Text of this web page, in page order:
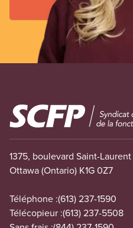
Image
1375, boulevard Saint-Laurent
Ottawa (Ontario) K1G 0Z7
Téléphone :(613) 237-1590
Télécopieur :(613) 237-5508